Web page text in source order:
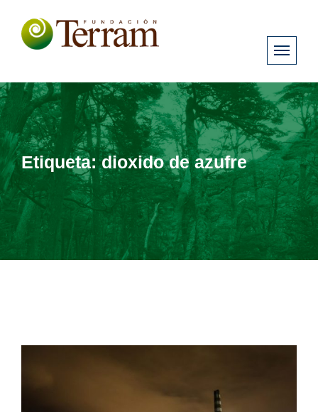
Etiqueta:dioxido de azufre